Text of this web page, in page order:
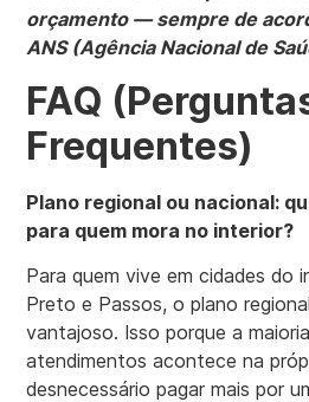
orçamento — sempre de
ANS (Agência Nacional de
FAQ
Frequentes)
Plano regional ou nacional:
para quem mora no interior?
Para quem vive em cidades do
Preto e Passos, o plano
vantajoso. Isso porque a
atendimentos acontece na
desnecessário pagar mais por